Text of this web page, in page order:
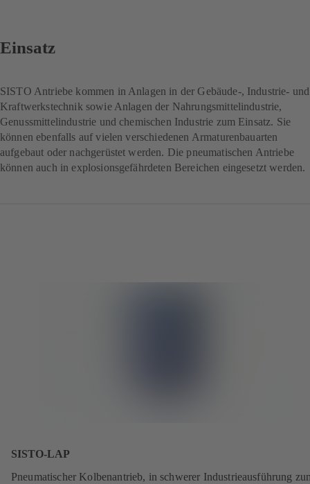
Einsatz
SISTO Antriebe kommen in Anlagen in der Gebäude-, Industrie- und
Kraftwerkstechnik sowie Anlagen der Nahrungsmittelindustrie,
Genussmittelindustrie und chemischen Industrie zum Einsatz. Sie
können ebenfalls auf vielen verschiedenen Armaturenbauarten
aufgebaut oder nachgerüstet werden. Die pneumatischen Antriebe
können auch in explosionsgefährdeten Bereichen eingesetzt werden.
SISTO-LAP
Pneumatischer Kolbenantrieb, in schwerer Industrieausführung